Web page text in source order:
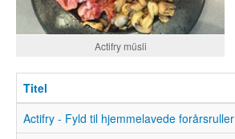
Actifry müsli
Titel
Actifry - Fyld til hjemmelavede forårsruller